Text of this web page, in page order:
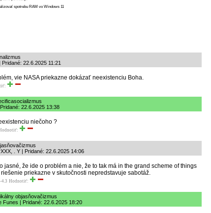
spotrebu RAM vo Windows 11
22.6.2025 11:21
vie NASA priekazne dokázať neexistenciu Boha.
22.6.2025 13:38
niečoho ?
. Y | Pridané: 22.6.2025 14:06
jasné, že ide o problém a nie, že to tak má in the grand scheme of things
priekazne v skutočnosti nepredstavuje sabotáž.
4.3 Hodnotiť:
objasňovačizmus
Funes | Pridané: 22.6.2025 18:20